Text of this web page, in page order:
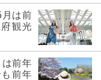
月は前
観光
は前年
前年